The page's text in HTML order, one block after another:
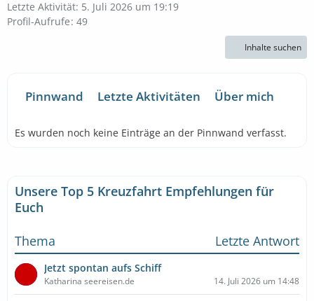
Letzte Aktivität: 5. Juli 2026 um 19:19
Profil-Aufrufe 49
Inhalte suchen
Pinnwand Letzte Aktivitäten Über mich
Es wurden noch keine Einträge an der Pinnwand verfasst.
Unsere Top 5 Kreuzfahrt Empfehlungen für
Euch
Thema
Letzte Antwort
Jetzt spontan aufs Schiff
Katharina seereisen.de 14. Juli 2026 um 14:48